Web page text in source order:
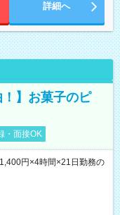
詳細へ
！】お菓子のピ
・面接OK
円×4時間×21日勤務の